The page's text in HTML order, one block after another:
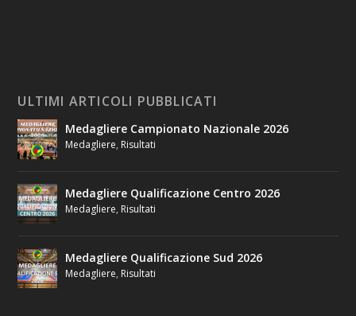
ULTIMI ARTICOLI PUBBLICATI
Medagliere Campionato Nazionale 2026
Medagliere, Risultati
Medagliere Qualificazione Centro 2026
Medagliere, Risultati
Medagliere Qualificazione Sud 2026
Medagliere, Risultati